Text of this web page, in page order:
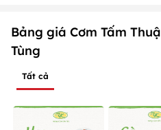
Bảng giá Cơm Tấm
Tùng
Tất cả